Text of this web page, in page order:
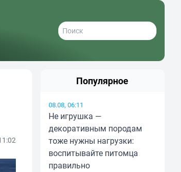
Популярное
08.08, 06:11
Не игрушка —
декоративным породам
тоже нужны нагрузки:
воспитывайте питомца
правильно